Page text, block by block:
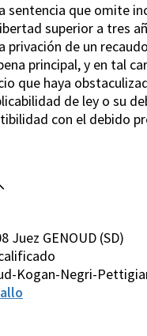
sentencia que omite
superior a tres
privación de un
principal, y en tal
que haya
de ley o su
con el debido
Juez GENOUD (SD)
Kogan-Negri-